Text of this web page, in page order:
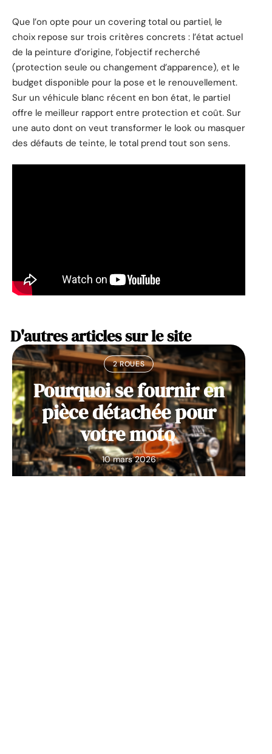
Que l’on opte pour un covering total ou partiel, le
choix repose sur trois critères concrets : l’état actuel
de la peinture d’origine, l’objectif recherché
(protection seule ou changement d’apparence), et le
budget disponible pour la pose et le renouvellement.
Sur un véhicule blanc récent en bon état, le partiel
offre le meilleur rapport entre protection et coût. Sur
une auto dont on veut transformer le look ou masquer
des défauts de teinte, le total prend tout son sens.
D'autres articles sur le site
2 ROUES
Pourquoi se fournir en
pièce détachée pour
votre moto
10 mars 2026